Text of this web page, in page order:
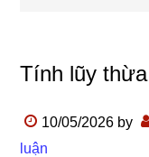
Tính lũy
10/05/2026 by
luận